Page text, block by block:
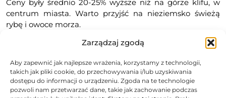
Zarządzaj zgodą
Aby zapewnić jak najlepsze wrażenia, korzystamy z technologii,
takich jak pliki cookie, do przechowywania i/lub uzyskiwania
dostępu do informacji o urządzeniu. Zgoda na te technologie
pozwoli nam przetwarzać dane, takie jak zachowanie podczas
Ceny były średnio 20-25% wyższe niż na górze klifu, w
centrum miasta. Warto przyjść na nieziemsko świeżą
rybę i owoce morza.